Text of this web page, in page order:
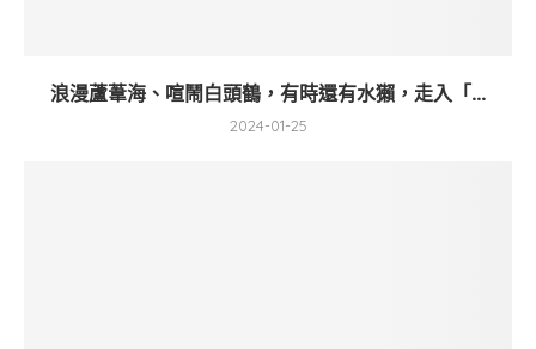
浪漫蘆葦海、喧鬧白頭鶴，有時還有水獺，走入「...
2024-01-25